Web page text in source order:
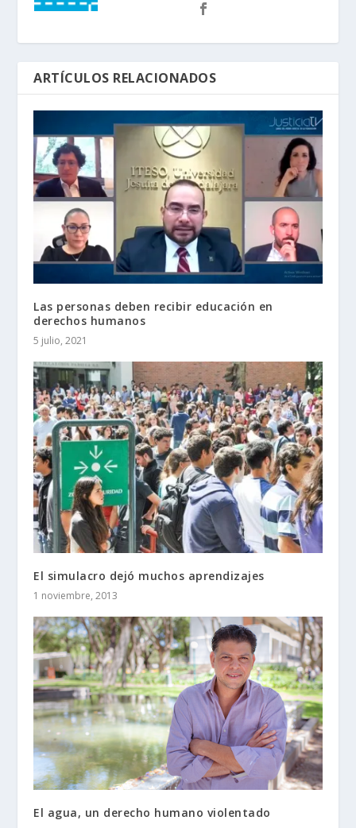
ARTÍCULOS RELACIONADOS
Las personas deben recibir educación en
derechos humanos
5 julio, 2021
El simulacro dejó muchos aprendizajes
1 noviembre, 2013
El agua, un derecho humano violentado